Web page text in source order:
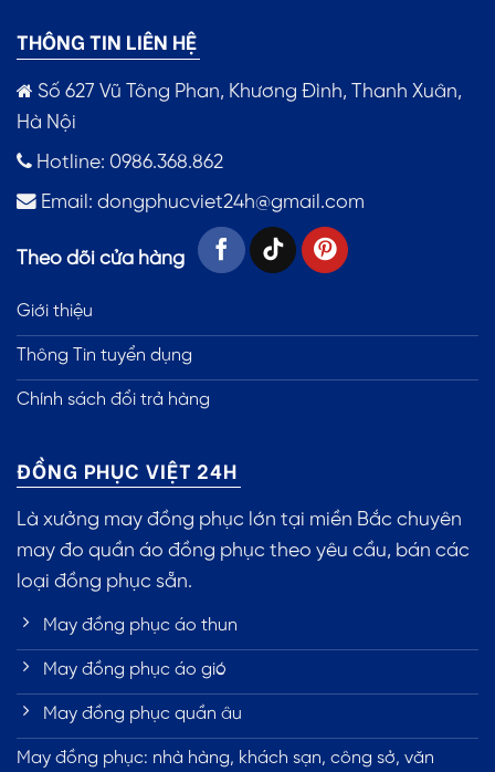
THÔNG TIN LIÊN HỆ
Số 627 Vũ Tông Phan, Khương Đình, Thanh Xuân,
Hà Nội
Hotline: 0986.368.862
Email: dongphucviet24h@gmail.com
Theo dõi cửa hàng
Giới thiệu
Thông Tin tuyển dụng
Chính sách đổi trả hàng
ĐỒNG PHỤC VIỆT 24H
Là xưởng may đồng phục lớn tại miền Bắc chuyên
may đo quần áo đồng phục theo yêu cầu, bán các
loại đồng phục sẵn.
May đồng phục áo thun
May đồng phục áo gió
May đồng phục quần âu
May đồng phục: nhà hàng, khách sạn, công sở, văn